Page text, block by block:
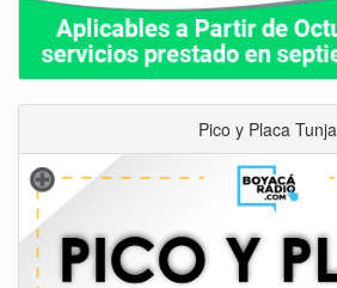
Pico y Placa Tunja